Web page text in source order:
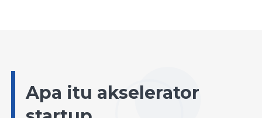
Apa itu akselerator